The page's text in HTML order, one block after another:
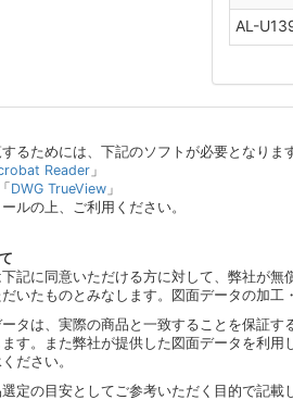
AL-
るためには、下記のソフトが必要となります
Reader」
DWG TrueView」
ルの上、ご利用ください。
記に同意いただける方に対して、弊社が
いたものとみなします。図面データの加工
タは、実際の商品と一致することを保証
す。また弊社が提供した図面データを利
ださい。
定の目安としてご参考いただく目的で記載